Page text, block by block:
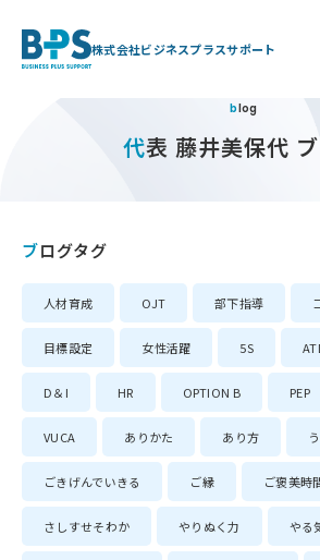
株式会社ビジネスプラスサポート
blog
代表 藤井美保代
ブログタグ
人材育成 OJT 部下指導
目標設定 女性活躍 5S
D＆I HR OPTION B PEP
VUCA ありかた あり方
ごきげんでいきる ご縁 ご褒美時
さしすせそわか やりぬく力 やる